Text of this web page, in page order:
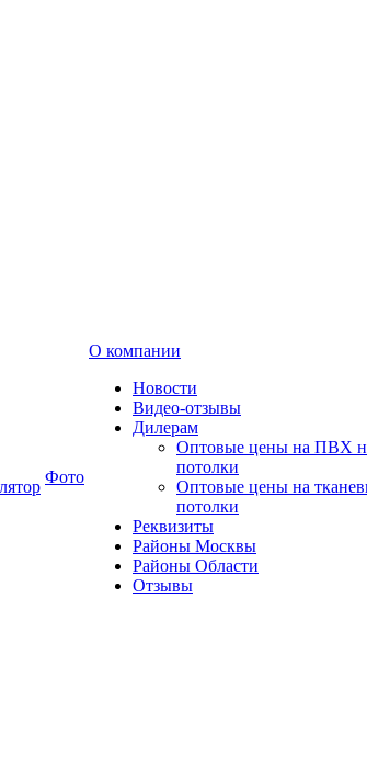
Фото
О компании
Новости
Видео-отзывы
Дилерам
Оптовые цены на ПВХ
потолки
Оптовые цены на
потолки
Реквизиты
Районы Москвы
Районы Области
Отзывы